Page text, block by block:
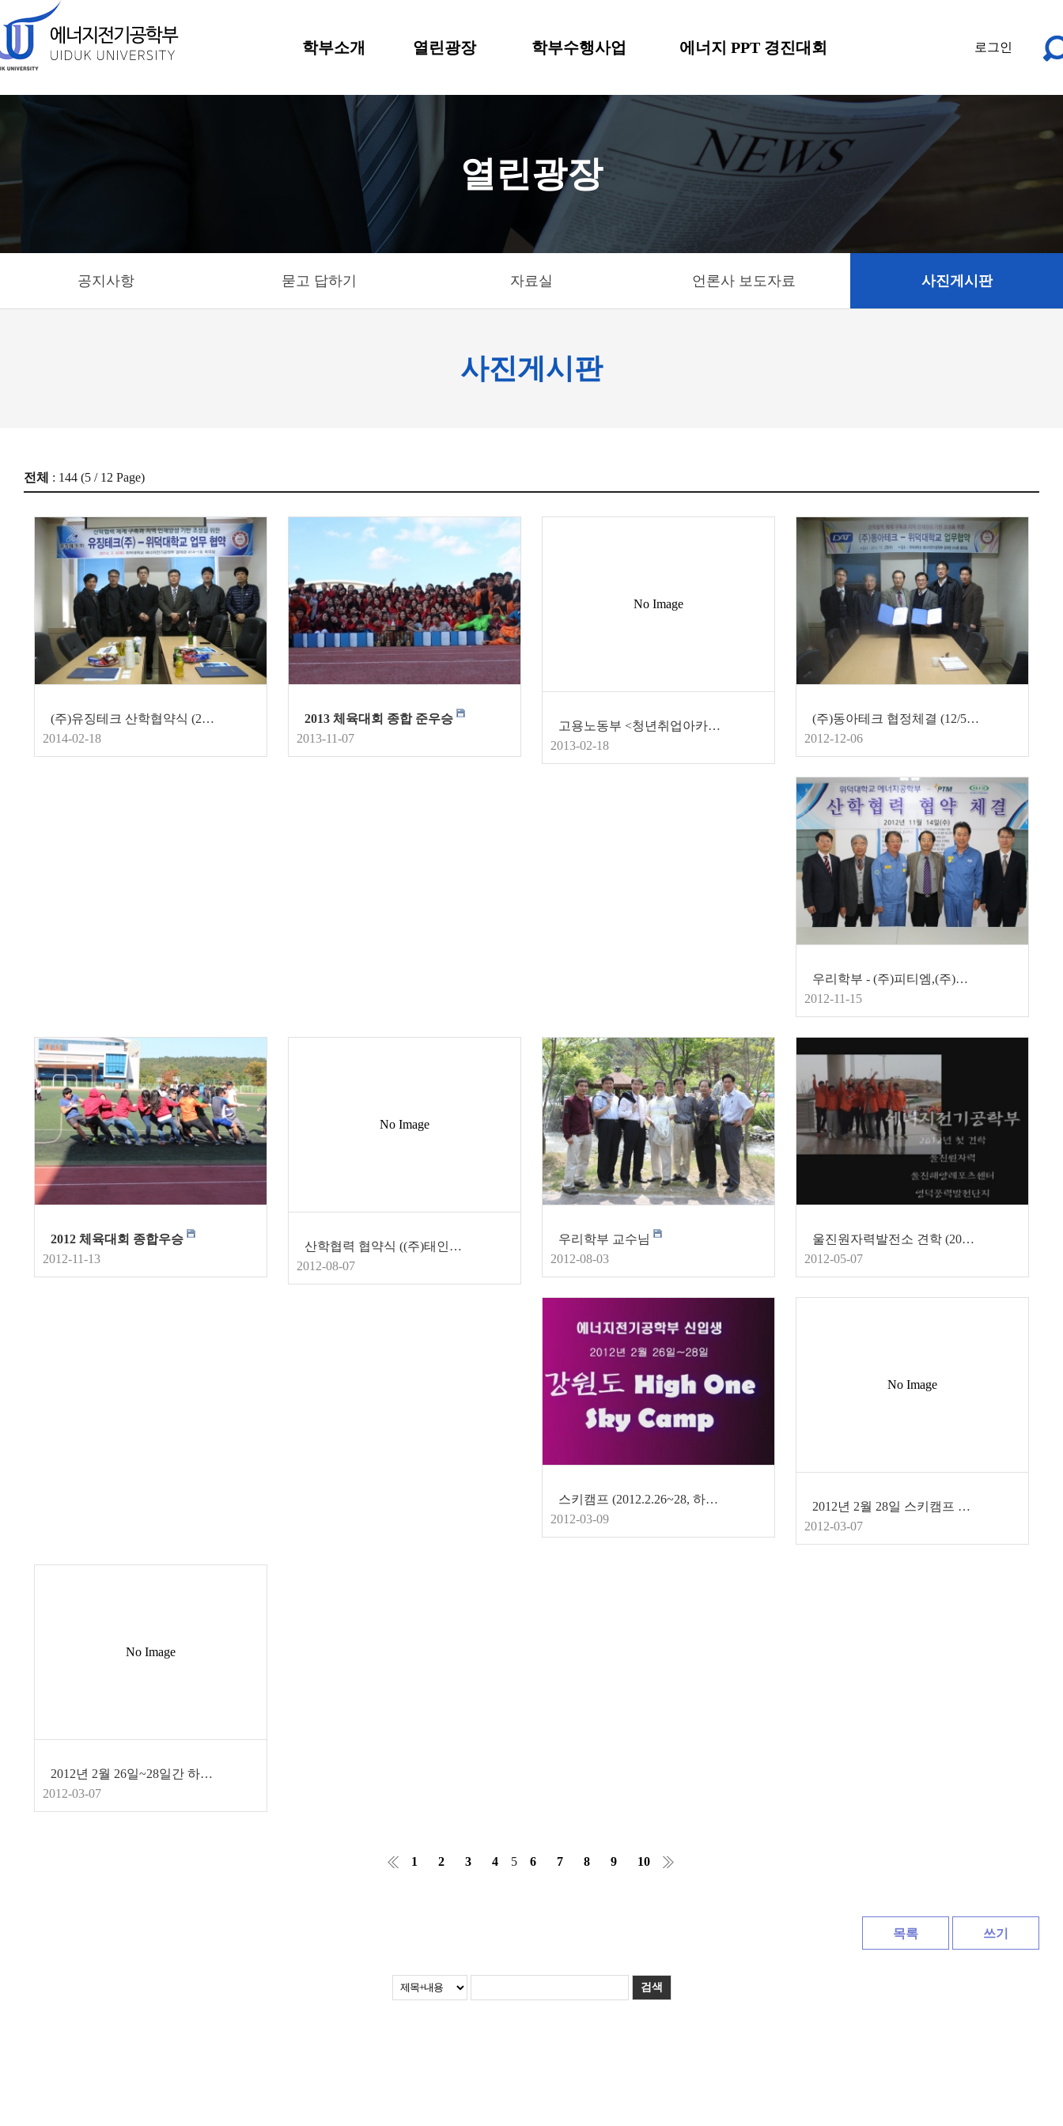
학부소개 열린광장 학부수행사업 에너지 PPT 경진대회 로그인
열린광장
공지사항 묻고 답하기 자료실 언론사 보도자료 사진게시판
사진게시판
전체 : 144 (5 / 12 Page)
(주)유징테크 산학협약식 (2014.2.6)
2014-02-18
2013 체육대회 종합 준우승
2013-11-07
No Image
고용노동부 <청년취업아카데미>사업 선정
2013-02-18
(주)동아테크 협정체결 (12/5)
2012-12-06
우리학부 - (주)피티엠,(주)성광 산학협정체결 (2012.11.14)
2012-11-15
2012 체육대회 종합우승
2012-11-13
No Image
산학협력 협약식 ((주)태인시스템-에너지전기공학부) 2012.8.6.
2012-08-07
우리학부 교수님
2012-08-03
울진원자력발전소 견학 (2012.3.29)
2012-05-07
스키캠프 (2012.2.26~28, 하이원)
2012-03-09
No Image
2012년 2월 28일 스키캠프 중 해양스포츠센터 앞에서
2012-03-07
No Image
2012년 2월 26일~28일간 하이원 스키캠프
2012-03-07
1 2 3 4 5 6 7 8 9 10
목록 쓰기
검색